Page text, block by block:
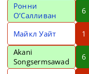
Ронни
О’Салливан
6
Майкл Уайт 1
Akani
Songsermsawad
6